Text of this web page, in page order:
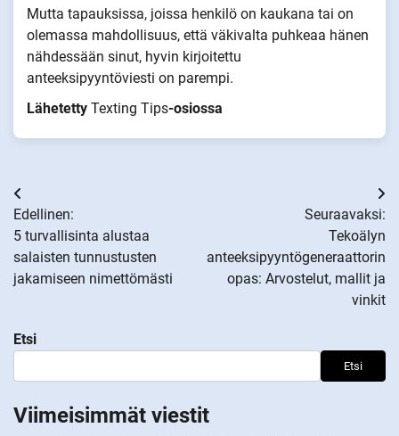
Mutta tapauksissa, joissa henkilö on kaukana tai on
olemassa mahdollisuus, että väkivalta puhkeaa hänen
nähdessään sinut, hyvin kirjoitettu
anteeksipyyntöviesti on parempi.
Lähetetty Texting Tips-osiossa
Artikkelien
selaus
Edellinen:
5 turvallisinta alustaa
salaisten tunnustusten
jakamiseen nimettömästi
Seuraavaksi:
Tekoälyn
anteeksipyyntögeneraattorin
opas: Arvostelut, mallit ja
vinkit
Etsi
Etsi
Viimeisimmät viestit